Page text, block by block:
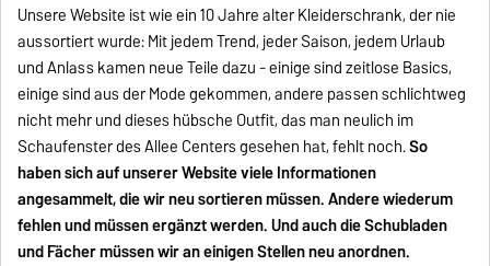
Unsere Website ist wie ein 10 Jahre alter Kleiderschrank, der nie
aussortiert wurde: Mit jedem Trend, jeder Saison, jedem Urlaub
und Anlass kamen neue Teile dazu - einige sind zeitlose Basics,
einige sind aus der Mode gekommen, andere passen schlichtweg
nicht mehr und dieses hübsche Outfit, das man neulich im
Schaufenster des Allee Centers gesehen hat, fehlt noch.So
haben sich auf unserer Website viele Informationen
angesammelt, die wir neu sortieren müssen. Andere wiederum
fehlen und müssen ergänzt werden. Und auch die Schubladen
und Fächer müssen wir an einigen Stellen neu anordnen.